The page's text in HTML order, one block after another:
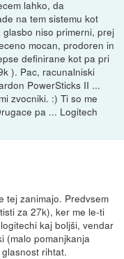
lahko, da
na tem sistemu kot
niso primerni, prej
mocan, prodoren in
definirane kot pa pri
). Pac, racunalniski
PowerSticks II ...
zvocniki. :) Ti so me
pa ... Logitech
tej zanimajo. Predvsem
za 27k), ker me le-ti
kaj boljši, vendar
(malo pomanjkanja
rihtat.